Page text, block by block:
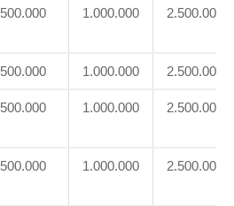
500.000 1.000.000 2.500.000
500.000 1.000.000 2.500.000
500.000 1.000.000 2.500.000
500.000 1.000.000 2.500.000